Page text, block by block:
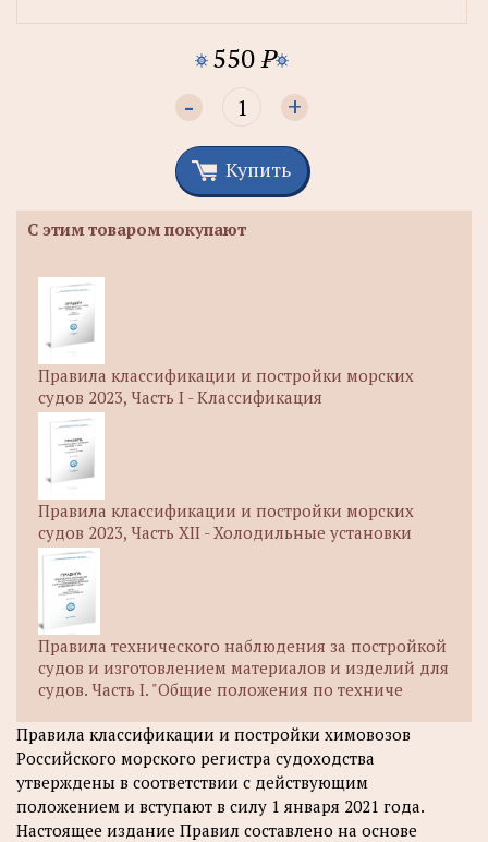
550P
- +
Купить
С этим товаром покупают
Правила классификации и постройки морских
судов 2023, Часть I - Классификация
Правила классификации и постройки морских
судов 2023, Часть XII - Холодильные установки
Правила технического наблюдения за постройкой
судов и изготовлением материалов и изделий для
судов. Часть I. "Общие положения по техниче
Правила классификации и постройки химовозов
Российского морского регистра судоходства
утверждены в соответствии с действующим
положением и вступают в силу 1 января 2021 года.
Настоящее издание Правил составлено на основе